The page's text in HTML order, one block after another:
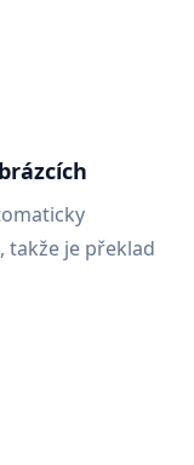
takže je překlad